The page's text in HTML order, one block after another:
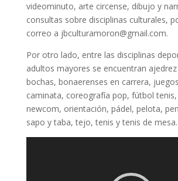
videominuto, arte circense, dibujo y
consultas sobre disciplinas culturales,
correo a jbculturamoron@gmail.com.
Por otro lado, entre las disciplinas
adultos mayores se encuentran
bochas, bonaerenses en carrera,
caminata, coreografía pop, fútbol
newcom, orientación, pádel, pelota,
sapo y taba, tejo, tenis y tenis de mesa.